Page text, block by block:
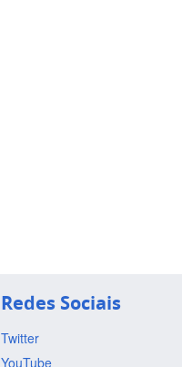
Redes Sociais
Twitter
YouTube